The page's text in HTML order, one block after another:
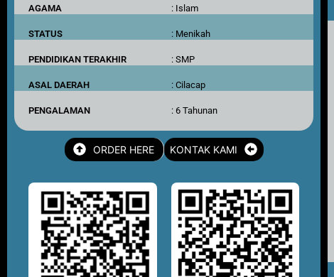
AGAMA : Islam
STATUS : Menikah
PENDIDIKAN TERAKHIR : SMP
ASAL DAERAH : Cilacap
PENGALAMAN : 6 Tahunan
ORDER HERE KONTAK KAMI